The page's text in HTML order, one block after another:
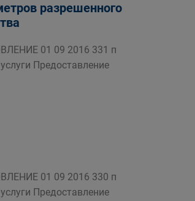
разрешенного
01 09 2016 331 п
Предоставление
01 09 2016 330 п
Предоставление